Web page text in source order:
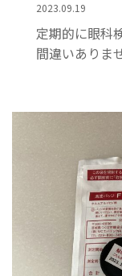
2023.09.19
定期的に眼科
間違いありま